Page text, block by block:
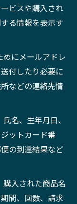
ビスや購入され
る情報を表示す
めにメールアドレ
付したり必要に
などの連絡先情
名、生年月日、
ットカード番
の到達結果など
購入された商品名
間、回数、請求